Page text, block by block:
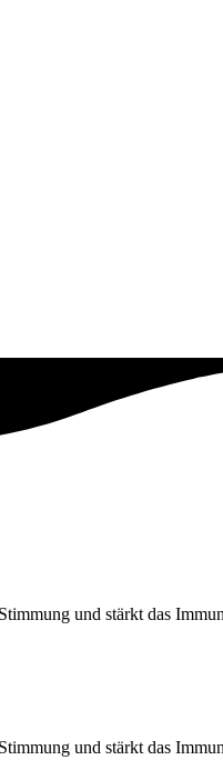
und stärkt das
und stärkt das